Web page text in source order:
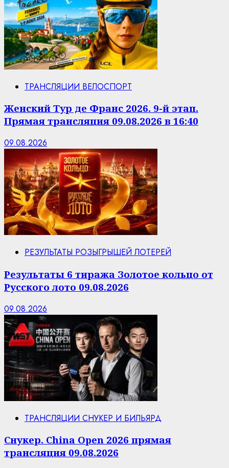
ТРАНСЛЯЦИИ ВЕЛОСПОРТ
Женский Тур де Франс 2026. 9-й этап.
Прямая трансляция 09.08.2026 в 16:40
09.08.2026
РЕЗУЛЬТАТЫ РОЗЫГРЫШЕЙ ЛОТЕРЕЙ
Результаты 6 тиража Золотое кольцо от
Русского лото 09.08.2026
09.08.2026
ТРАНСЛЯЦИИ СНУКЕР И БИЛЬЯРД
Снукер. China Open 2026 прямая
трансляция 09.08.2026